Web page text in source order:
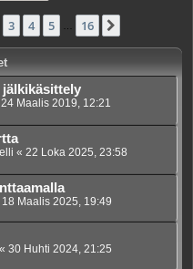
3 4 5 16
jälkikäsittely
24 Maalis 2019, 12:21
« 22 Loka 2025, 23:58
18 Maalis 2025, 19:49
« 30 Huhti 2024, 21:25